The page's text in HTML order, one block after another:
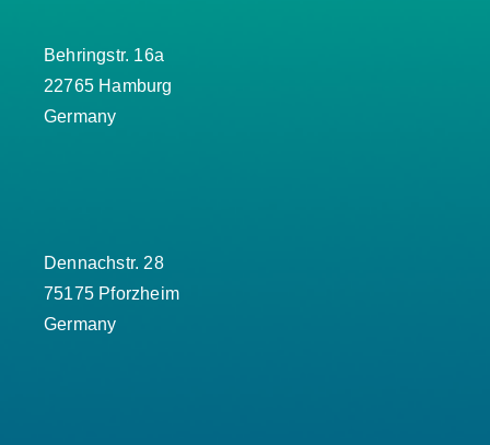
Behringstr. 16a
22765 Hamburg
Germany
Dennachstr. 28
75175 Pforzheim
Germany